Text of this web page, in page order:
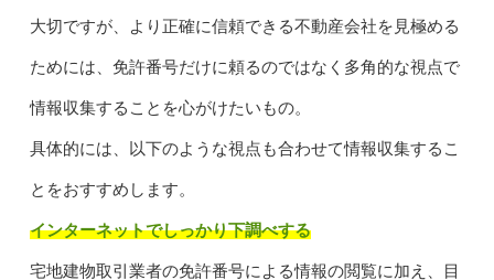
大切ですが、より正確に信頼できる不動産会社を見極める
ためには、免許番号だけに頼るのではなく多角的な視点で
情報収集することを心がけたいもの。
具体的には、以下のような視点も合わせて情報収集するこ
とをおすすめします。
インターネットでしっかり下調べする
宅地建物取引業者の免許番号による情報の閲覧に加え、目